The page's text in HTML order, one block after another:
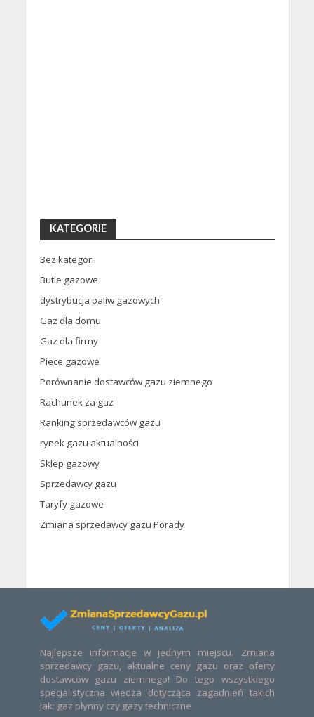
KATEGORIE
Bez kategorii
Butle gazowe
dystrybucja paliw gazowych
Gaz dla domu
Gaz dla firmy
Piece gazowe
Porównanie dostawców gazu ziemnego
Rachunek za gaz
Ranking sprzedawców gazu
rynek gazu aktualności
Sklep gazowy
Sprzedawcy gazu
Taryfy gazowe
Zmiana sprzedawcy gazu Porady
Najlepsze informacje w jednym miejscu. Zmiana
sprzedawcy gazu, aktualne ceny gazu oraz oferty
dostawców gazu ziemnego! Do tego wszystkiego
specjalistyczna wiedza dotycząca zagadnień takich
jak: gaz płynny czy gazy techniczne